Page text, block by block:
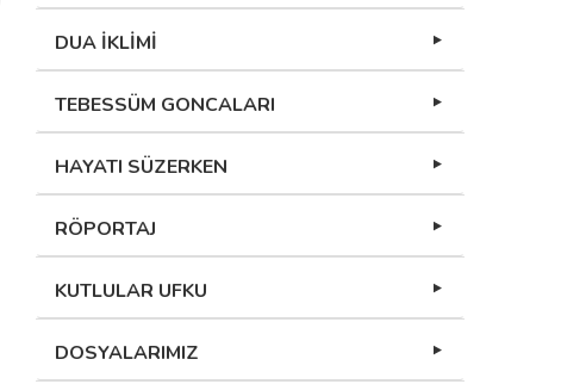
DUA İKLİMİ
TEBESSÜM GONCALARI
HAYATI SÜZERKEN
RÖPORTAJ
KUTLULAR UFKU
DOSYALARIMIZ